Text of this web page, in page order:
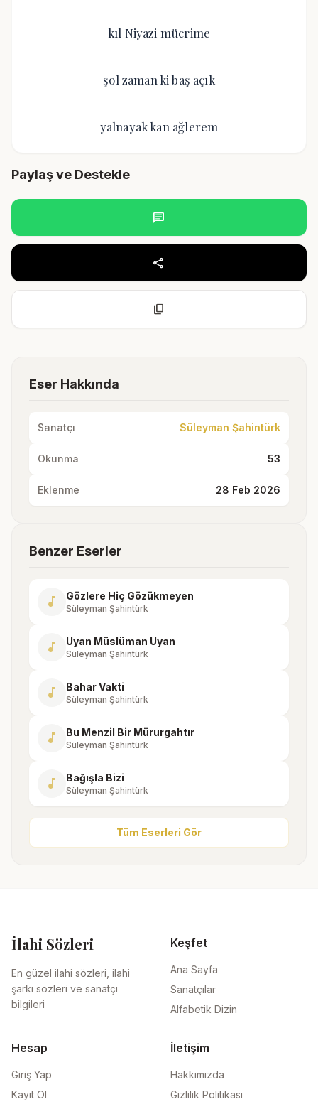
kıl Niyazi mücrime
şol zaman ki baş açık
yalnayak kan ağlerem
Paylaş ve Destekle
chat
share
content_copy
Eser Hakkında
Sanatçı Süleyman Şahintürk
Okunma 53
Eklenme 28 Feb 2026
Benzer Eserler
music_note Gözlere Hiç Gözükmeyen
Süleyman Şahintürk
music_note Uyan Müslüman Uyan
Süleyman Şahintürk
music_note Bahar Vakti
Süleyman Şahintürk
music_note Bu Menzil Bir Mürurgahtır
Süleyman Şahintürk
music_note Bağışla Bizi
Süleyman Şahintürk
Tüm Eserleri Gör
İlahi Sözleri
En güzel ilahi sözleri, ilahi
şarkı sözleri ve sanatçı
bilgileri
Keşfet
Ana Sayfa
Sanatçılar
Alfabetik Dizin
Hesap
Giriş Yap
Kayıt Ol
İletişim
Hakkımızda
Gizlilik Politikası